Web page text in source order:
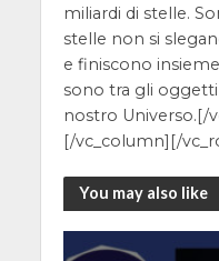
miliardi di stelle.
stelle non si
e finiscono
sono tra gli
nostro Universo.[/
[/vc_column][/
You may also like